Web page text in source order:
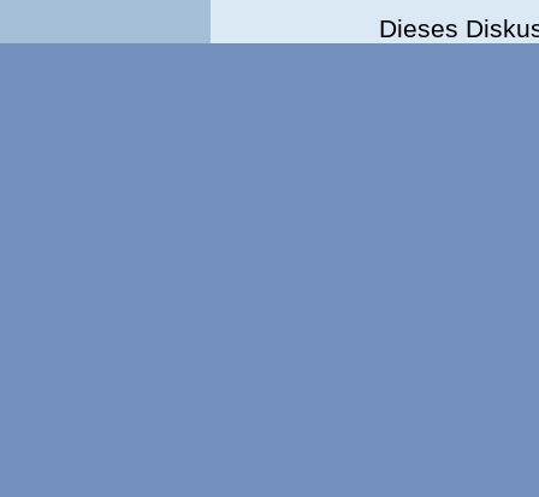
Dieses